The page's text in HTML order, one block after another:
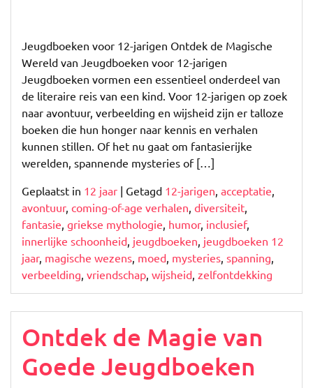
Jeugdboeken voor 12-jarigen Ontdek de Magische
Wereld van Jeugdboeken voor 12-jarigen
Jeugdboeken vormen een essentieel onderdeel van
de literaire reis van een kind. Voor 12-jarigen op zoek
naar avontuur, verbeelding en wijsheid zijn er talloze
boeken die hun honger naar kennis en verhalen
kunnen stillen. Of het nu gaat om fantasierijke
werelden, spannende mysteries of […]
Geplaatst in 12 jaar | Getagd 12-jarigen, acceptatie,
avontuur, coming-of-age verhalen, diversiteit,
fantasie, griekse mythologie, humor, inclusief,
innerlijke schoonheid, jeugdboeken, jeugdboeken 12
jaar, magische wezens, moed, mysteries, spanning,
verbeelding, vriendschap, wijsheid, zelfontdekking
Ontdek de Magie van
Goede Jeugdboeken